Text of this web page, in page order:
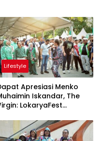
Lifestyle
Apresiasi Menko
Iskandar, The
LokaryaFest
Kolaborasi
Apik